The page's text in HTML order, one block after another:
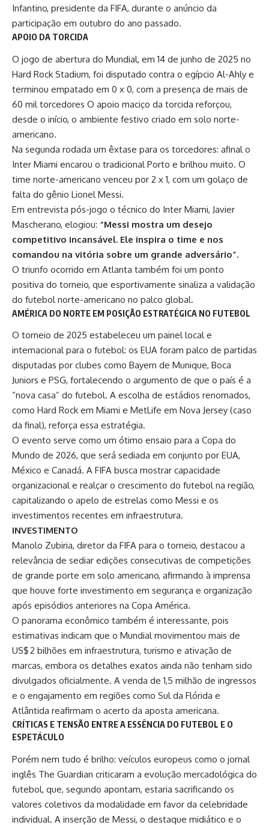
Infantino, presidente da FIFA, durante o anúncio da
participação em outubro do ano passado.
APOIO DA TORCIDA
O jogo de abertura do Mundial, em 14 de junho de 2025 no
Hard Rock Stadium, foi disputado contra o egípcio Al-Ahly e
terminou empatado em 0 x 0, com a presença de mais de
60 mil torcedores O apoio maciço da torcida reforçou,
desde o início, o ambiente festivo criado em solo norte-
americano.
Na segunda rodada um êxtase para os torcedores: afinal o
Inter Miami encarou o tradicional Porto e brilhou muito. O
time norte-americano venceu por 2 x 1, com um golaço de
falta do gênio Lionel Messi.
Em entrevista pós-jogo o técnico do Inter Miami, Javier
Mascherano, elogiou: “Messi mostra um desejo
competitivo incansável. Ele inspira o time e nos
comandou na vitória sobre um grande adversário”.
O triunfo ocorrido em Atlanta também foi um ponto
positiva do torneio, que esportivamente sinaliza a validação
do futebol norte-americano no palco global.
AMÉRICA DO NORTE EM POSIÇÃO ESTRATÉGICA NO FUTEBOL
O torneio de 2025 estabeleceu um painel local e
internacional para o futebol: os EUA foram palco de partidas
disputadas por clubes como Bayern de Munique, Boca
Juniors e PSG, fortalecendo o argumento de que o país é a
“nova casa” do futebol. A escolha de estádios renomados,
como Hard Rock em Miami e MetLife em Nova Jersey (caso
da final), reforça essa estratégia.
O evento serve como um ótimo ensaio para a Copa do
Mundo de 2026, que será sediada em conjunto por EUA,
México e Canadá. A FIFA busca mostrar capacidade
organizacional e realçar o crescimento do futebol na região,
capitalizando o apelo de estrelas como Messi e os
investimentos recentes em infraestrutura.
INVESTIMENTO
Manolo Zubiria, diretor da FIFA para o torneio, destacou a
relevância de sediar edições consecutivas de competições
de grande porte em solo americano, afirmando à imprensa
que houve forte investimento em segurança e organização
após episódios anteriores na Copa América.
O panorama econômico também é interessante, pois
estimativas indicam que o Mundial movimentou mais de
US$ 2 bilhões em infraestrutura, turismo e ativação de
marcas, embora os detalhes exatos ainda não tenham sido
divulgados oficialmente. A venda de 1,5 milhão de ingressos
e o engajamento em regiões como Sul da Flórida e
Atlântida reafirmam o acerto da aposta americana.
CRÍTICAS E TENSÃO ENTRE A ESSÊNCIA DO FUTEBOL E O
ESPETÁCULO
Porém nem tudo é brilho: veículos europeus como o jornal
inglês The Guardian criticaram a evolução mercadológica do
futebol, que, segundo apontam, estaria sacrificando os
valores coletivos da modalidade em favor da celebridade
individual. A inserção de Messi, o destaque midiático e o